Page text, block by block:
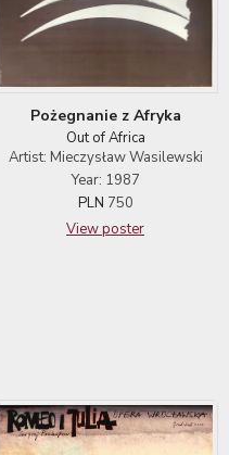
Pożegnanie z Afryka
Out of Africa
Artist: Mieczysław Wasilewski
Year: 1987
PLN 750
View poster